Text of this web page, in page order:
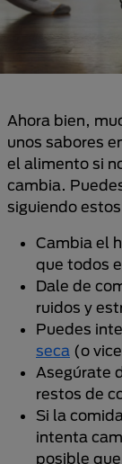
Ahora bien,
unos sabores
el alimento si
cambia.
siguiendo
Cambia el
que todos
Dale de
ruidos y
Puedes
seca (o
Asegúrate
restos de
Si la
intenta
posible